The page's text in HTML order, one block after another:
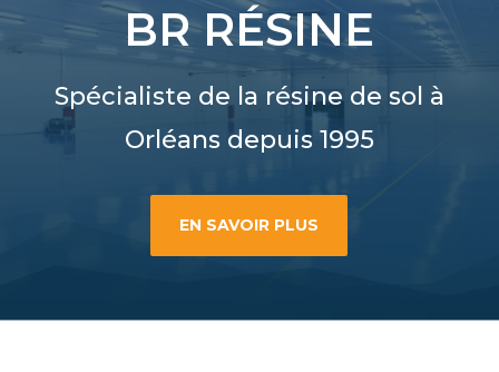
BR RÉSINE
Spécialiste de la résine de sol à
Orléans depuis 1995
EN SAVOIR PLUS